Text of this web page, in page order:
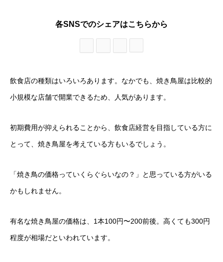
各SNSでのシェアはこちらから
飲食店の種類はいろいろあります。なかでも、焼き鳥屋は比較的
小規模な店舗で開業できるため、人気があります。
初期費用が抑えられることから、飲食店経営を目指している方に
とって、焼き鳥屋を考えている方もいるでしょう。
「焼き鳥の価格っていくらぐらいなの？」と思っている方がいる
かもしれません。
有名な焼き鳥屋の価格は、1本100円〜200前後。高くても300円
程度が相場だといわれています。